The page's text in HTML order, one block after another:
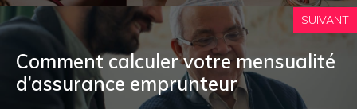
SUIVANT
Comment calculer votre mensualité
d’assurance emprunteur